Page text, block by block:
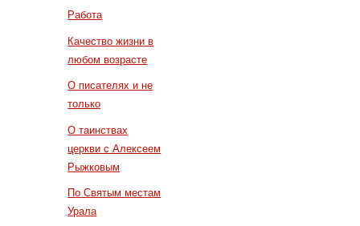
Работа
Качество жизни в
любом возрасте
О писателях и не
только
О таинствах
церкви с Алексеем
Рыжковым
По Святым местам
Урала